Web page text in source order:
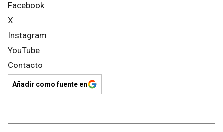
Facebook
X
Instagram
YouTube
Contacto
Añadir como fuente en